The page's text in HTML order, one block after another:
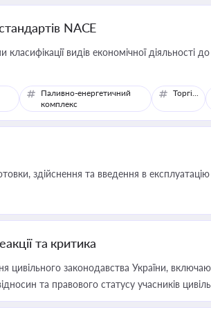
NACE
видів економічної діяльності
Паливно-енергетичний
комплекс
Торгівля
здійснення та введення в експлуатацію
та критика
законодавства України,
та правового статусу учасників